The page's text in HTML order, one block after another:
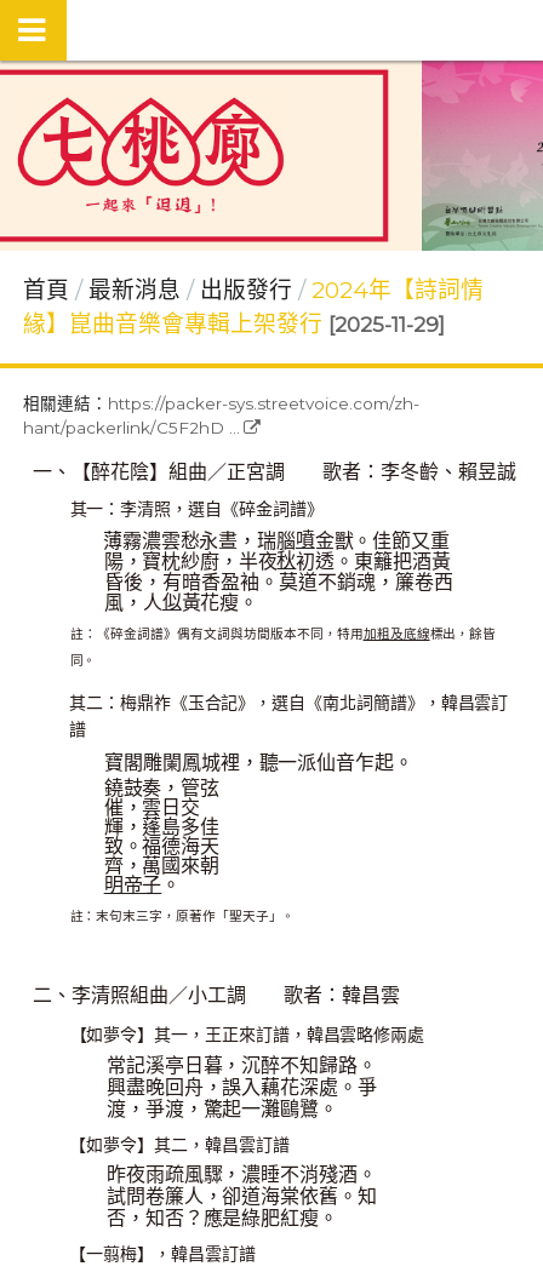
首頁 最新消息 出版發行
2024年【詩詞情
緣】崑曲音樂會專輯上架發行 [2025-11-29]
相關連結： https://packer-sys.streetvoice.com/zh-
hant/packerlink/C5F2hD ...
一、【醉花陰】組曲／正宮調 歌者：李冬齡、賴昱誠
其一：李清照，選自《碎金詞譜》
薄霧濃雲愁永晝，瑞腦噴金獸。佳節又重
陽，寶枕紗廚，半夜秋初透。 東籬把酒黃
昏後，有暗香盈袖。莫道不銷魂，簾卷西
風，人似黃花瘦。
註：《碎金詞譜》偶有文詞與坊間版本不同，特用加粗及底線標出，餘皆
同。
其二：梅鼎祚《玉合記》，選自《南北詞簡譜》，韓昌雲訂
譜
寶閣雕闌鳳城裡，聽一派仙音乍起。
鐃鼓奏，管弦
催，雲日交
輝，蓬島多佳
致。福德海天
齊，萬國來朝
明帝子 。
註：末句末三字，原著作「聖天子」。
二、李清照組曲／小工調 歌者：韓昌雲
【如夢令】其一，王正來訂譜，韓昌雲略修兩處
常記溪亭日暮，沉醉不知歸路。
興盡晚回舟，誤入藕花深處。爭
渡，爭渡，驚起一灘鷗鷺。
【如夢令】其二，韓昌雲訂譜
昨夜雨疏風驟，濃睡不消殘酒。
試問卷簾人，卻道海棠依舊。知
否，知否？應是綠肥紅瘦。
【一翦梅】，韓昌雲訂譜